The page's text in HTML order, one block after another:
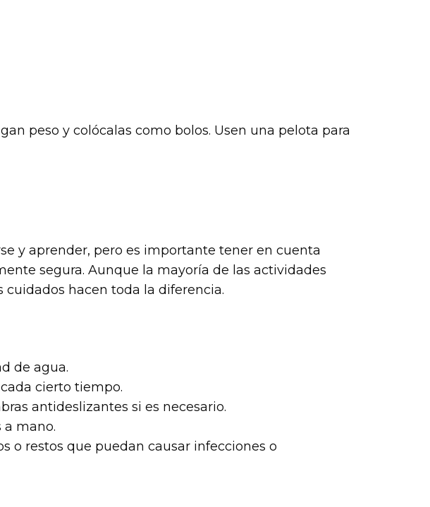
peso y colócalas como bolos. Usen una pelota para
y aprender, pero es importante tener en cuenta
segura. Aunque la mayoría de las actividades
hacen toda la diferencia.
de agua.
cierto tiempo.
antideslizantes si es necesario.
a mano.
o restos que puedan causar infecciones o